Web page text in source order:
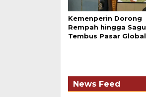
Kemenperin Dorong
Rempah hingga Sagu
Tembus Pasar Global
News Feed